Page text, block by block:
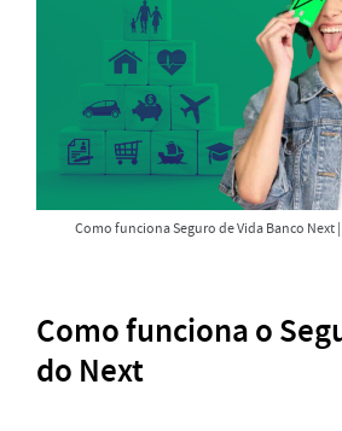
Como funciona Seguro de Vida Banco Next
Como funciona o
do Next